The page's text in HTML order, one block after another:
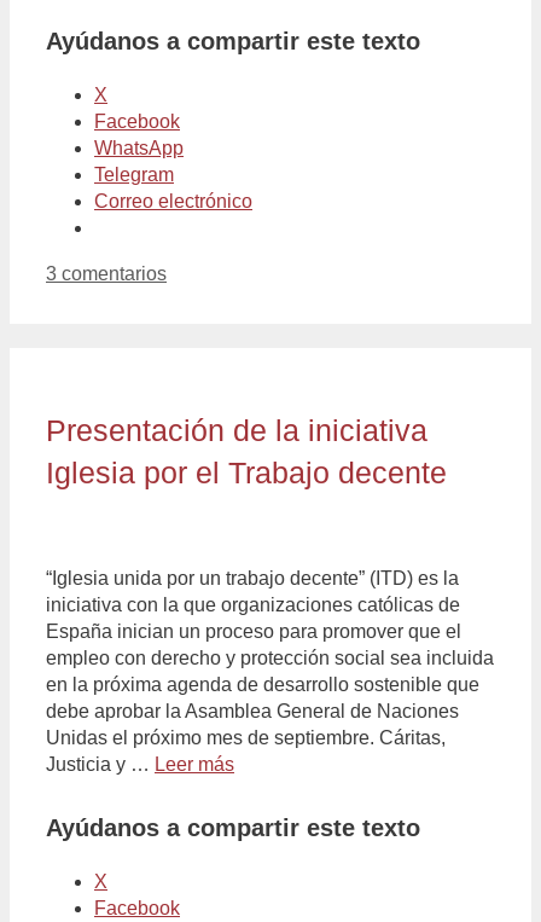
Ayúdanos a compartir este texto
X
Facebook
WhatsApp
Telegram
Correo electrónico
3 comentarios
Presentación de la iniciativa
Iglesia por el Trabajo decente
“Iglesia unida por un trabajo decente” (ITD) es la
iniciativa con la que organizaciones católicas de
España inician un proceso para promover que el
empleo con derecho y protección social sea incluida
en la próxima agenda de desarrollo sostenible que
debe aprobar la Asamblea General de Naciones
Unidas el próximo mes de septiembre. Cáritas,
Justicia y … Leer más
Ayúdanos a compartir este texto
X
Facebook